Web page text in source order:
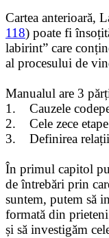
Cartea anterioară,
118) poate fi
labirint” care
al procesului de
Manualul are 3
1. Cauzele
2. Cele zece
3. Definirea
În primul capitol
de întrebări prin
suntem, putem să
formată din
și să investigăm